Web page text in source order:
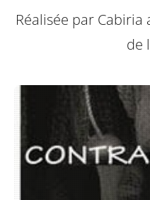
Réalisée par
de